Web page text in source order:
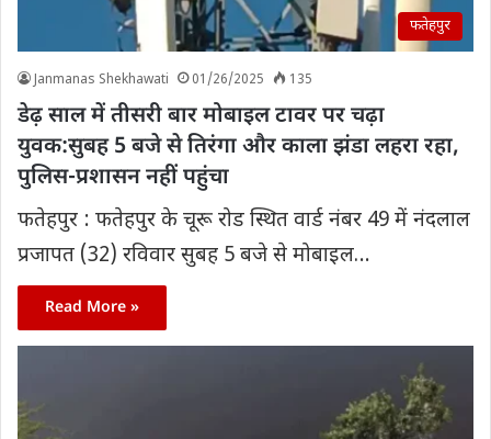
फतेहपुर
Janmanas Shekhawati 01/26/2025 135
डेढ़ साल में तीसरी बार मोबाइल टावर पर चढ़ा
युवक:सुबह 5 बजे से तिरंगा और काला झंडा लहरा रहा,
पुलिस-प्रशासन नहीं पहुंचा
फतेहपुर : फतेहपुर के चूरू रोड स्थित वार्ड नंबर 49 में नंदलाल
प्रजापत (32) रविवार सुबह 5 बजे से मोबाइल…
Read More »